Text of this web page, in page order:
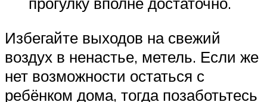
Избегайте выходов на свежий
воздух в ненастье, метель. Если же
нет возможности остаться с
ребёнком дома, тогда позаботьтесь